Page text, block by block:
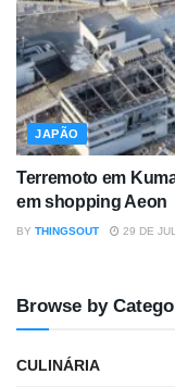
JAPÃO
Terremoto em
em shopping Aeon
BY THINGSOUT 29 DE
Browse by
CULINÁRIA